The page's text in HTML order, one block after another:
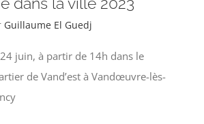
Guillaume El Guedj
juin, à partir de 14h dans le
de Vand’est à Vandœuvre-lès-